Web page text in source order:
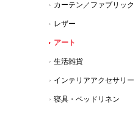
カーテン／ファブリック
レザー
アート
生活雑貨
インテリアアクセサリー
寝具・ベッドリネン